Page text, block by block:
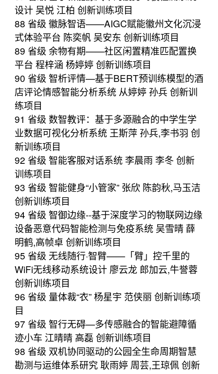
设计 吴悦 江柏 创新训练项目
88 省级 徽脉智语——AIGC赋能徽州文化沉浸
式体验平台 陈奕帆 吴安东 创新训练项目
89 省级 余物有期——社区闲置精准匹配置换
平台 程梓涵 杨婷婷 创新训练项目
90 省级 智析评情—基于BERT预训练模型的酒
店评论情感智能分析系统 从婷婷 孙兵 创新训
练项目
91 省级 数智教评：基于多源融合的中学生学
业数据可视化分析系统 王斯萍 孙兵,李书羽 创
新训练项目
92 省级 智能客服对话系统 李晨雨 李冬 创新
训练项目
93 省级 智能健身“小管家” 张欣 陈韵秋,马玉洁
创新训练项目
94 省级 智御边缘--基于深度学习的物联网边缘
设备恶意代码智能检测与免疫系统 吴雪晴 薛
明鹤,高帧卓 创新训练项目
95 省级 无线随行·智臂——「臂」控千里的
WiFi无线移动系统设计 廖云龙 郎加云,牛誉蓉
创新训练项目
96 省级 量体裁“衣” 杨星宇 范侠丽 创新训练项
目
97 省级 智行无碍—多传感融合的智能避障循
迹小车 江晴晴 高磊 创新训练项目
98 省级 双机协同驱动的公园全生命周期智慧
勘测与运维体系研究 耿雨婷 周芸,王琼佩 创新